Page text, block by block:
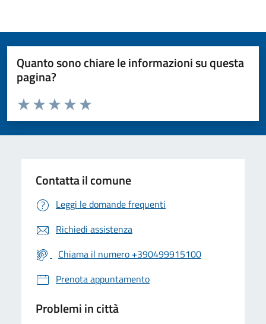
Quanto sono chiare le informazioni su questa
pagina?
Valuta da 1 a 5 stelle la pagina
Valuta 5 stelle su 5
Valuta 4 stelle su 5
Valuta 3 stelle su 5
Valuta 2 stelle su 5
Valuta 1 stelle su 5
Contatta il comune
Leggi le domande frequenti
Richiedi assistenza
Chiama il numero +390499915100
Prenota appuntamento
Problemi in città